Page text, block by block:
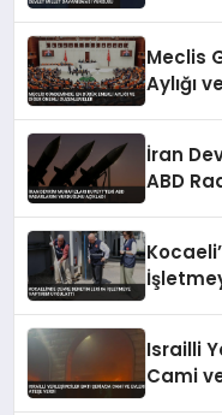
Meclis
Aylığı
İran
ABD
Israilli
Cami